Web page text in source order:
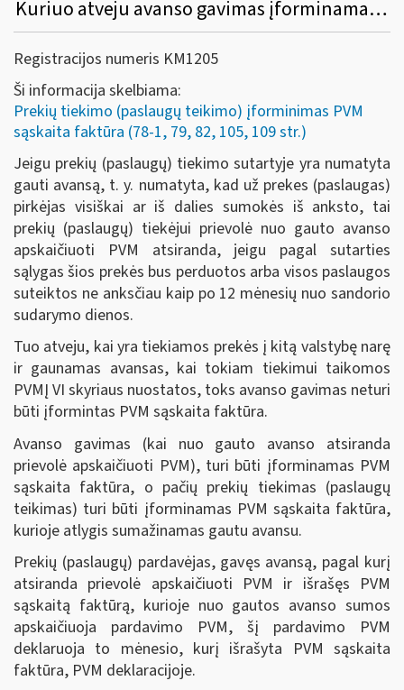
Kuriuo atveju avanso gavimas įforminamas PVM sąskaita faktūra?
Registracijos numeris KM1205
Ši informacija skelbiama:
Prekių tiekimo (paslaugų teikimo) įforminimas PVM
sąskaita faktūra (78-1, 79, 82, 105, 109 str.)
Jeigu prekių (paslaugų) tiekimo sutartyje yra numatyta
gauti avansą, t. y. numatyta, kad už prekes (paslaugas)
pirkėjas visiškai ar iš dalies sumokės iš anksto, tai
prekių (paslaugų) tiekėjui prievolė nuo gauto avanso
apskaičiuoti PVM atsiranda, jeigu pagal sutarties
sąlygas šios prekės bus perduotos arba visos paslaugos
suteiktos ne anksčiau kaip po 12 mėnesių nuo sandorio
sudarymo dienos.
Tuo atveju, kai yra tiekiamos prekės į kitą valstybę narę
ir gaunamas avansas, kai tokiam tiekimui taikomos
PVMĮ VI skyriaus nuostatos, toks avanso gavimas neturi
būti įformintas PVM sąskaita faktūra.
Avanso gavimas (kai nuo gauto avanso atsiranda
prievolė apskaičiuoti PVM), turi būti įforminamas PVM
sąskaita faktūra, o pačių prekių tiekimas (paslaugų
teikimas) turi būti įforminamas PVM sąskaita faktūra,
kurioje atlygis sumažinamas gautu avansu.
Prekių (paslaugų) pardavėjas, gavęs avansą, pagal kurį
atsiranda prievolė apskaičiuoti PVM ir išrašęs PVM
sąskaitą faktūrą, kurioje nuo gautos avanso sumos
apskaičiuoja pardavimo PVM, šį pardavimo PVM
deklaruoja to mėnesio, kurį išrašyta PVM sąskaita
faktūra, PVM deklaracijoje.